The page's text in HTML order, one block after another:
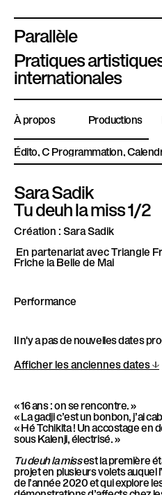
Parallèle
P
l
a
t
e
f
o
m
e
P
a
r
l
è
e
Pratiques
internationales
À propos Productions
Édito Programmation
Sara Sadik
Tu deuh la miss 1/2
Création : Sara Sadik
En partenariat avec Triangle
Friche la Belle de Mai
Performance
Il n'y a pas de nouvelles dates
Afficher les anciennes dates
« 16 ans : on se rencontre. »
« La gadji c’est un bonbon, j’ai
« Hé Tchikita ! Un accostage en
sous Kalenji, électrisé. »
Tu deuh la missest la première
projet en plusieurs volets auquel
de l’année 2020 et qui explore